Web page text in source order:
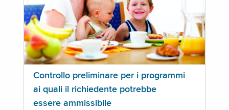
Controllo preliminare per i programmi
ai quali il richiedente potrebbe
essere ammissibile